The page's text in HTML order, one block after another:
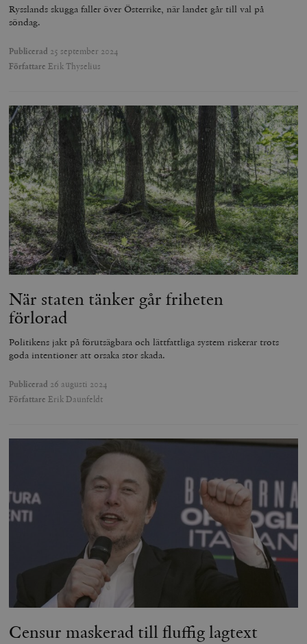
Rysslands skugga faller över Österrike, när landet går till val på
söndag.
Publicerad 25 september 2024
Författare Erik Thyselius
När staten tänker går friheten
förlorad
Politikens jakt på förutsägbara och lättfattliga system riskerar trots
goda intentioner att orsaka stor skada.
Publicerad 26 augusti 2024
Författare Erik Daunfeldt
Censur maskerad till fluffig lagtext